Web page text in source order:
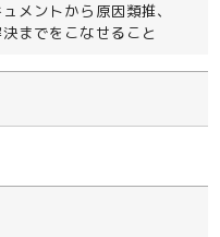
メントから原因類推、
までをこなせること